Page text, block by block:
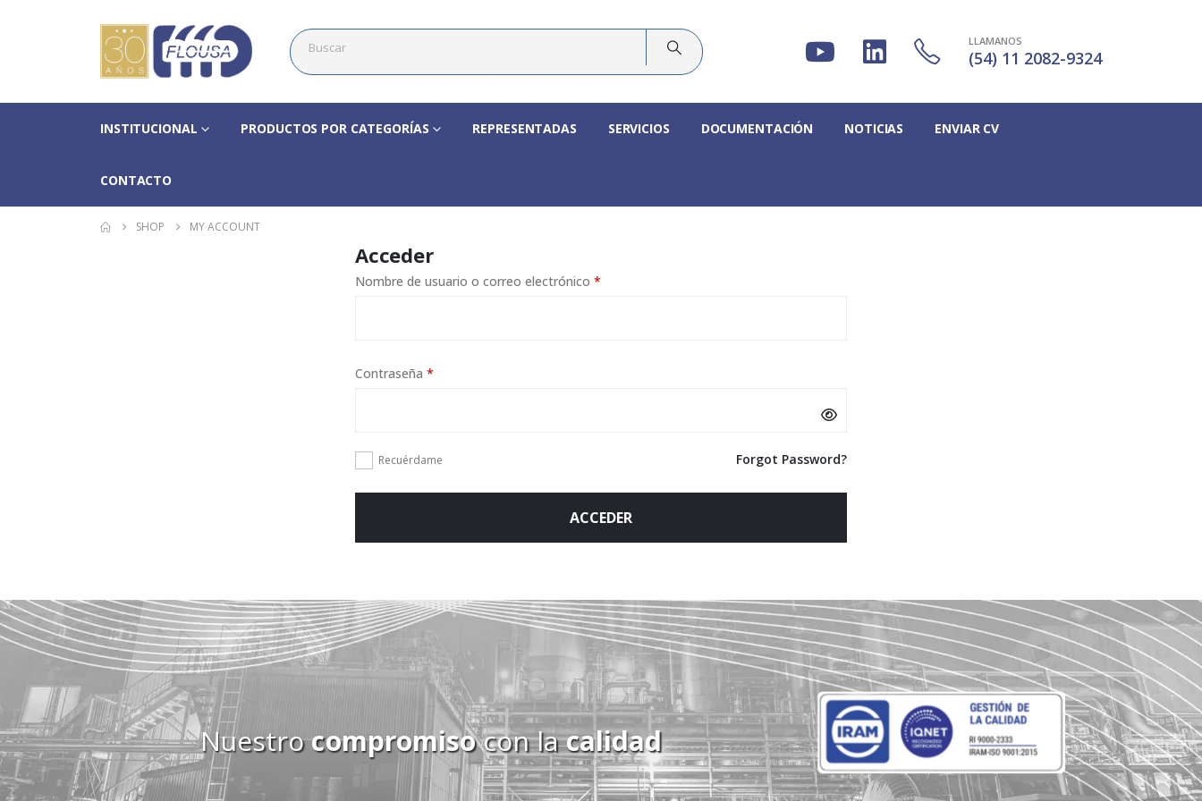
LLAMANOS
(54) 11 2082-9324
INSTITUCIONAL PRODUCTOS POR CATEGORÍAS REPRESENTADAS SERVICIOS DOCUMENTACIÓN NOTICIAS ENVIAR CV
CONTACTO
SHOP MY ACCOUNT
Acceder
Nombre de usuario o correo electrónico *
Contraseña *
Recuérdame Forgot Password?
ACCEDER
Nuestrocompromisocon lacalidad